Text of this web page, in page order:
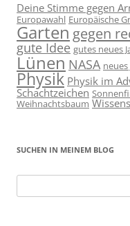
Deine Stimme gegen
Europawahl Europäische
Garten gegen
gute Idee gutes neues
Lünen NASA neues
Physik Physik im
Schachtzeichen
Weihnachtsbaum
SUCHEN IN MEINEM BLOG
nach: